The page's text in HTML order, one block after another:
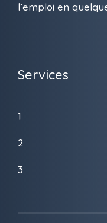
l’emploi en
Services
1
2
3